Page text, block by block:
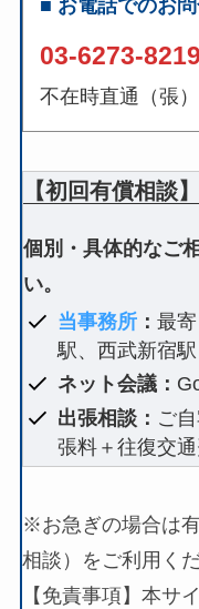
■ お電話でのお
03-6273-8219
不在時直通（張）
【初回有償相談
個別・具体的なご
い。
当事務所 ：最
駅、西武新宿駅
ネット会議：
出張相談： ご
張料＋往復交通
※お急ぎの場合は
相談）をご利用くだ
【免責事項】本サ